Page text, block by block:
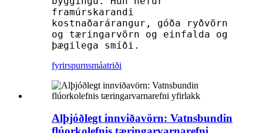
framúrskarandi
kostnaðarárangur, góða ryðvörn
og tæringarvörn og einfalda og
þægilega smíði.
fyrirspurnsmáatriði
Alþjóðlegt innviðavörn: Vatnsbundin